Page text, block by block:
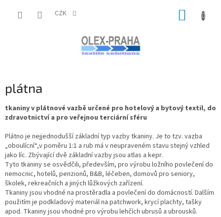
CZK
plátna
tkaniny v plátnové vazbě určené pro hotelový a bytový textil, do
zdravotnictví a pro veřejnou terciární sféru
Plátno je nejjednodušší základní typ vazby tkaniny. Je to tzv. vazba
„oboulícní“,v poměru 1:1 a rub má v neupraveném stavu stejný vzhled
jako líc. Zbývající dvě základní vazby jsou atlas a kepr.
Tyto tkaniny se osvědčili, především, pro výrobu ložního povlečení do
nemocnic, hotelů, penzionů, B&B, léčeben, domovů pro seniory,
školek, rekreačních a jiných lůžkových zařízení.
Tkaniny jsou vhodné na prostěradla a povlečení do domácností. Dalším
použitím je podkladový materiál na patchwork, krycí plachty, tašky
apod. Tkaniny jsou vhodné pro výrobu lehčích ubrusů a ubrousků.